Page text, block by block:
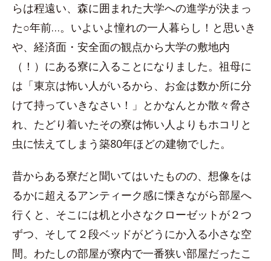
らは程遠い、森に囲まれた大学への進学が決まっ
た○年前…。いよいよ憧れの一人暮らし！と思いき
や、経済面・安全面の観点から大学の敷地内
（！）にある寮に入ることになりました。祖母に
は「東京は怖い人がいるから、お金は数か所に分
けて持っていきなさい！」とかなんとか散々脅さ
れ、たどり着いたその寮は怖い人よりもホコリと
虫に怯えてしまう築80年ほどの建物でした。
昔からある寮だと聞いてはいたものの、想像をは
るかに超えるアンティーク感に慄きながら部屋へ
行くと、そこには机と小さなクローゼットが２つ
ずつ、そして２段ベッドがどうにか入る小さな空
間。わたしの部屋が寮内で一番狭い部屋だったこ